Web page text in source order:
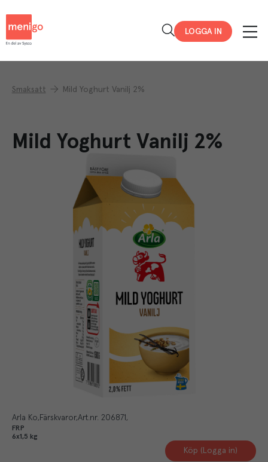
LOGGA IN
Smaksatt Mild Yoghurt Vanilj 2%
Mild Yoghurt Vanilj 2%
Arla Ko Färskvaror Art.nr. 206871
FRP
6x1,5 kg
Köp (Logga in)